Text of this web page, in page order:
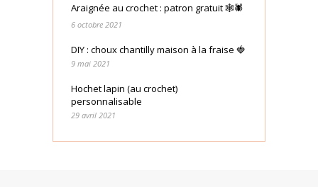
Araignée au crochet : patron gratuit 🕸🕷
6 octobre 2021
DIY : choux chantilly maison à la fraise 🍓
9 mai 2021
Hochet lapin (au crochet)
personnalisable
29 avril 2021